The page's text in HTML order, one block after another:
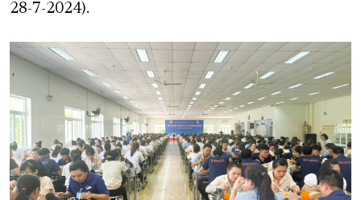
28-7-2024).